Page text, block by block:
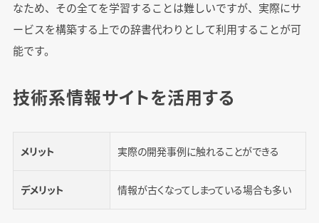
なため、その全てを学習することは難しいですが、実際にサ
ービスを構築する上での辞書代わりとして利用することが可
能です。
技術系情報サイトを活用する
メリット 実際の開発事例に触れることができる
デメリット 情報が古くなってしまっている場合も多い